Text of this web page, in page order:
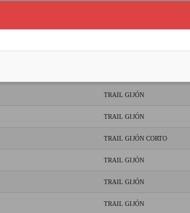
TRAIL GIJÓN
TRAIL GIJÓN
TRAIL GIJÓN
TRAIL GIJÓN
TRAIL GIJÓN CORTO
TRAIL GIJÓN
TRAIL GIJÓN
TRAIL GIJÓN